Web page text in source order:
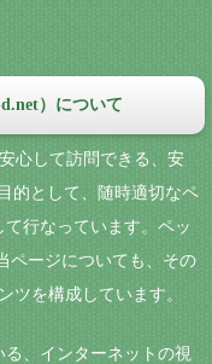
）について
心して訪問できる、安
的として、随時適切なペ
行なっています。ペッ
ページについても、その
ツを構成しています。
、インターネットの視